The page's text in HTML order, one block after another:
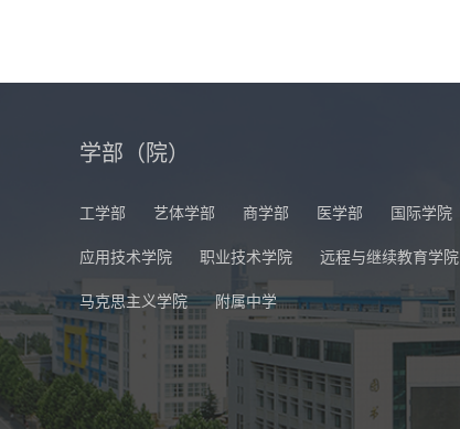
学部（院）
工学部 艺体学部 商学部 医学部 国际学院
应用技术学院 职业技术学院 远程与继续教育学院
马克思主义学院 附属中学